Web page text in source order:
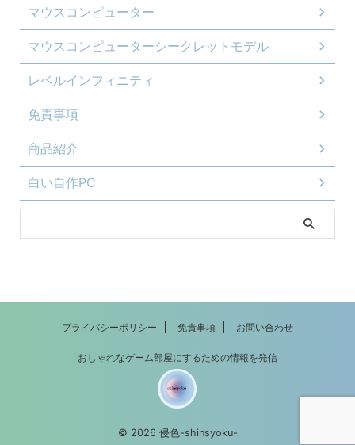
マウスコンピューター
マウスコンピューターシークレットモデル
レベルインフィニティ
免責事項
商品紹介
白い自作PC
プライバシーポリシー 免責事項 お問い合わせ
おしゃれなゲーム部屋にするための情報を発信
© 2026 侵色-shinsyoku-